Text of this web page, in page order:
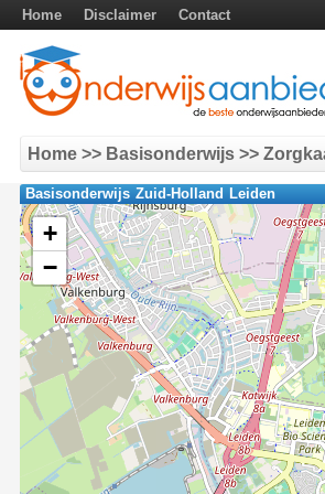
Home Disclaimer Contact
Home>> Basisonderwijs >>
Basisonderwijs Zuid-Holland Leiden
+
−